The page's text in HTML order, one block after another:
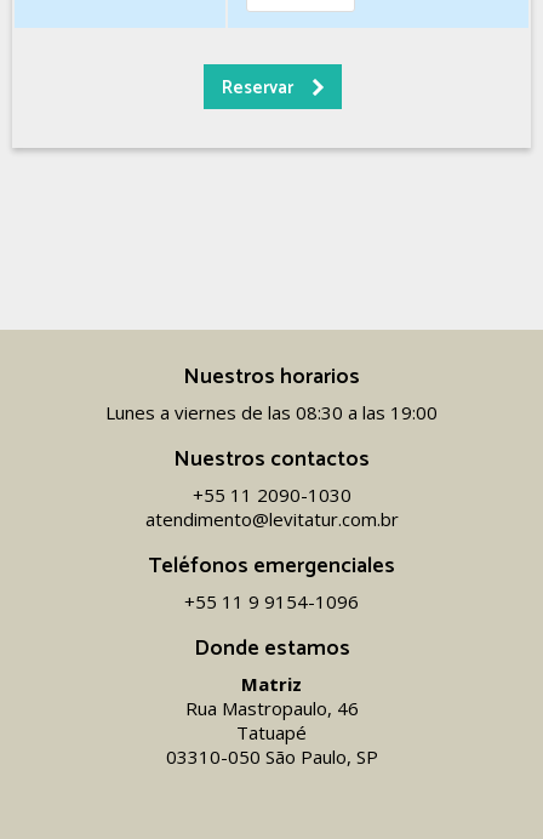
Donde estamos
Matriz
Rua Mastropaulo, 46
Tatuapé
03310-050 São Paulo, SP
Nuestros horarios
Lunes a viernes de las 08:30 a las 19:00
Nuestros contactos
+55 11 2090-1030
atendimento@levitatur.com.br
Teléfonos emergenciales
+55 11 9 9154-1096‬